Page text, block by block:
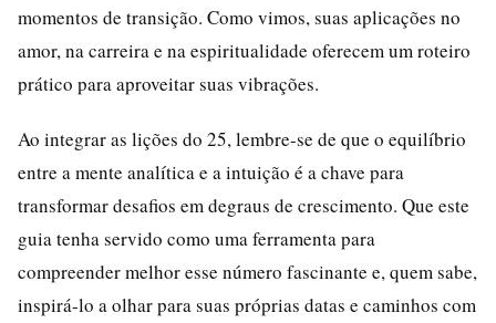
momentos de transição. Como vimos, suas aplicações no
amor, na carreira e na espiritualidade oferecem um roteiro
prático para aproveitar suas vibrações.
Ao integrar as lições do 25, lembre-se de que o equilíbrio
entre a mente analítica e a intuição é a chave para
transformar desafios em degraus de crescimento. Que este
guia tenha servido como uma ferramenta para
compreender melhor esse número fascinante e, quem sabe,
inspirá-lo a olhar para suas próprias datas e caminhos com